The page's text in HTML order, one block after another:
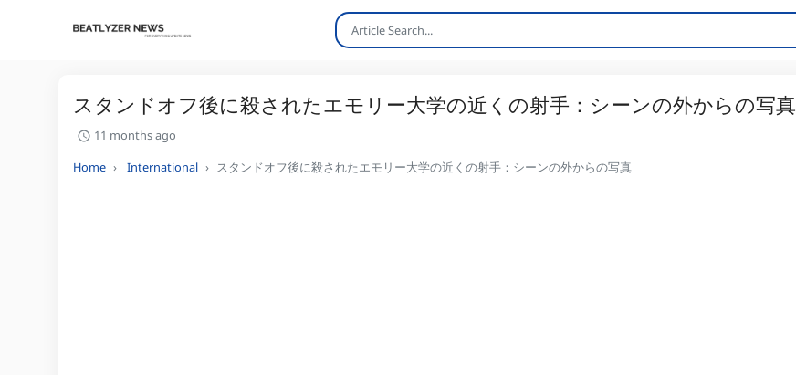
スタンドオフ後に殺されたエモリー大学の近くの射手：シーンの外からの写真
11 months ago
Home
International スタンドオフ後に殺されたエモリー大学の近くの射手：シーンの外からの写真